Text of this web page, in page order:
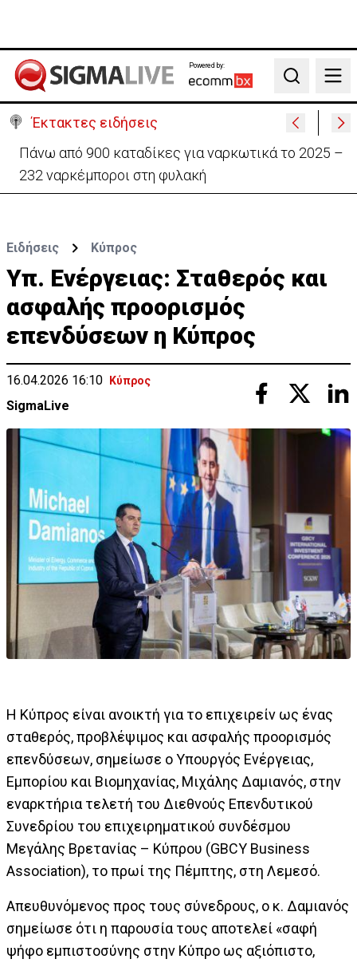
Powered by:
Search
Έκτακτες ειδήσεις
Θέλει να ξαναζωντανέψει την «Corner» o
Προύντζος - «Πληγώνει τις αναμνήσεις»
Ειδήσεις Κύπρος
Υπ. Ενέργειας: Σταθερός και
ασφαλής προορισμός
επενδύσεων η Κύπρος
16.04.2026 16:10 Κύπρος
SigmaLive
Η Κύπρος είναι ανοικτή για το επιχειρείν ως ένας
σταθερός, προβλέψιμος και ασφαλής προορισμός
επενδύσεων, σημείωσε ο Υπουργός Ενέργειας,
Εμπορίου και Βιομηχανίας, Μιχάλης Δαμιανός, στην
εναρκτήρια τελετή του Διεθνούς Επενδυτικού
Συνεδρίου του επιχειρηματικού συνδέσμου
Μεγάλης Βρετανίας – Κύπρου (GBCY Business
Association), το πρωί της Πέμπτης, στη Λεμεσό.
Απευθυνόμενος προς τους σύνεδρους, ο κ. Δαμιανός
σημείωσε ότι η παρουσία τους αποτελεί «σαφή
ψήφο εμπιστοσύνης στην Κύπρο ως αξιόπιστο,